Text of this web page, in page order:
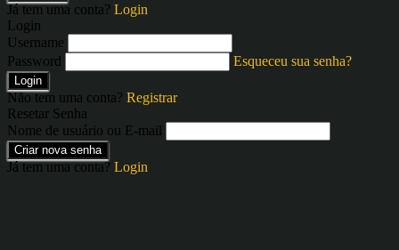
Já tem uma conta? Login
Login
Username
Password
Esqueceu sua senha?
Login
Não tem uma conta? Registrar
Resetar Senha
Nome de usuário ou E-mail
Criar nova senha
Já tem uma conta? Login